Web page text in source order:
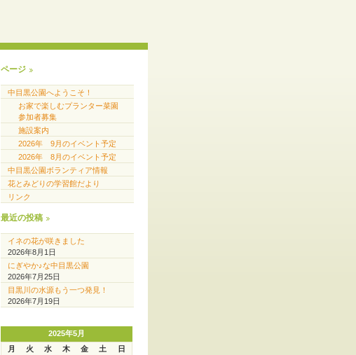
ページ
中目黒公園へようこそ！
お家で楽しむプランター菜園
参加者募集
施設案内
2026年 9月のイベント予定
2026年 8月のイベント予定
中目黒公園ボランティア情報
花とみどりの学習館だより
リンク
最近の投稿
イネの花が咲きました
2026年8月1日
にぎやか♪な中目黒公園
2026年7月25日
目黒川の水源もう一つ発見！
2026年7月19日
2025年5月
月
火 水 木 金 土
日